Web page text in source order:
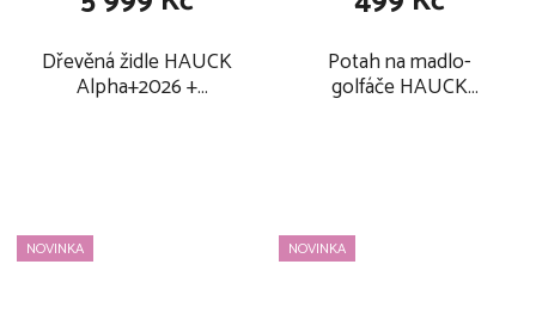
Dřevěná židle HAUCK
Alpha+2026 +
Potah na madlo-
golfáče HAUCK
NOVINKA NOVINKA